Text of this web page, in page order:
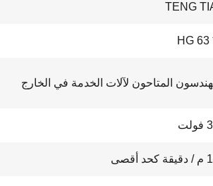
TENG
HG 63
المتاحون لآلات الخدمة في الخارج